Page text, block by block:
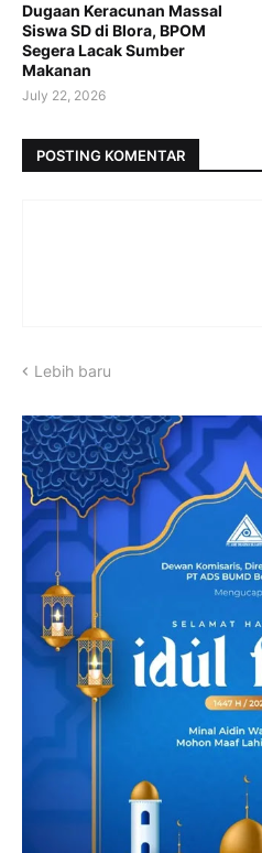
Dugaan Keracunan Massal
Siswa SD di Blora, BPOM
Segera Lacak Sumber
Makanan
July 22, 2026
POSTING KOMENTAR
Lebih baru